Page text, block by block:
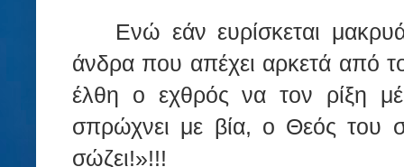
Ενώ εάν ευρίσκεται
άνδρα που απέχει αρκετά από
έλθη ο εχθρός να τον ρίξη
σπρώχνει με βία, ο Θεός του
σώζει!»!!!